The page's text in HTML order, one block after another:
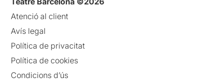
Atenció al client
Avís legal
Política de privacitat
Política de cookies
Condicions d’ús